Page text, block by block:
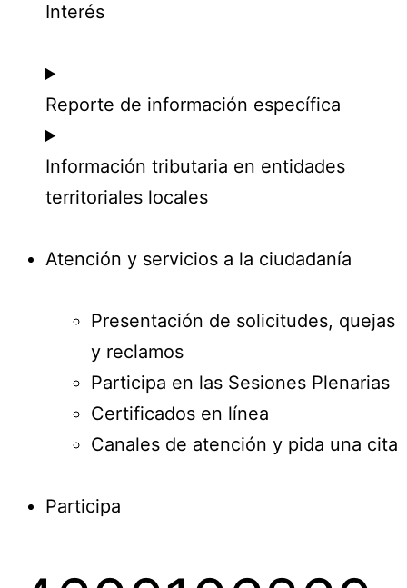
Interés
Reporte de información específica
Información tributaria en entidades
territoriales locales
Atención y servicios a la ciudadanía
Presentación de solicitudes, quejas
y reclamos
Participa en las Sesiones Plenarias
Certificados en línea
Canales de atención y pida una cita
Participa